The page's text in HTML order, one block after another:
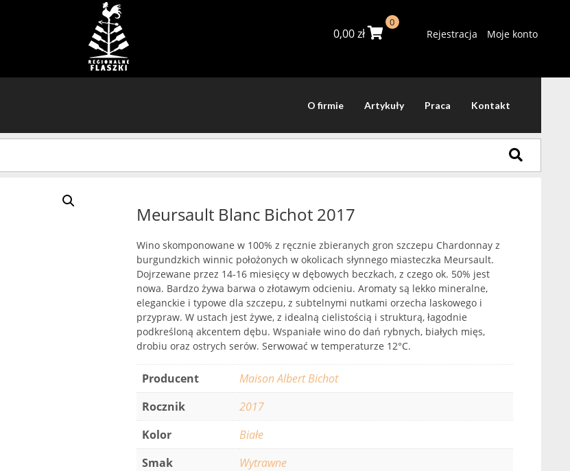
0,00zł
0
Rejestracja Moje konto
O firmie Artykuły Praca Kontakt
Meursault Blanc Bichot 2017
Wino skomponowane w 100% z ręcznie zbieranych gron szczepu Chardonnay z
burgundzkich winnic położonych w okolicach słynnego miasteczka Meursault.
Dojrzewane przez 14-16 miesięcy w dębowych beczkach, z czego ok. 50% jest
nowa. Bardzo żywa barwa o złotawym odcieniu. Aromaty są lekko mineralne,
eleganckie i typowe dla szczepu, z subtelnymi nutkami orzecha laskowego i
przypraw. W ustach jest żywe, z idealną cielistością i strukturą, łagodnie
podkreśloną akcentem dębu. Wspaniałe wino do dań rybnych, białych mięs,
drobiu oraz ostrych serów. Serwować w temperaturze 12°C.
Producent
Maison Albert Bichot
Rocznik
2017
Kolor
Białe
Smak
Wytrawne